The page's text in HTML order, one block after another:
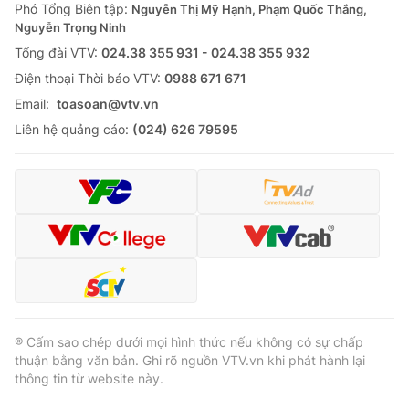
Phó Tổng Biên tập: Nguyễn Thị Mỹ Hạnh, Phạm Quốc Thắng,
Nguyễn Trọng Ninh
Tổng đài VTV: 024.38 355 931 - 024.38 355 932
Ðiện thoại Thời báo VTV: 0988 671 671
Email: toasoan@vtv.vn
Liên hệ quảng cáo: (024) 626 79595
® Cấm sao chép dưới mọi hình thức nếu không có sự chấp
thuận bằng văn bản. Ghi rõ nguồn VTV.vn khi phát hành lại
thông tin từ website này.